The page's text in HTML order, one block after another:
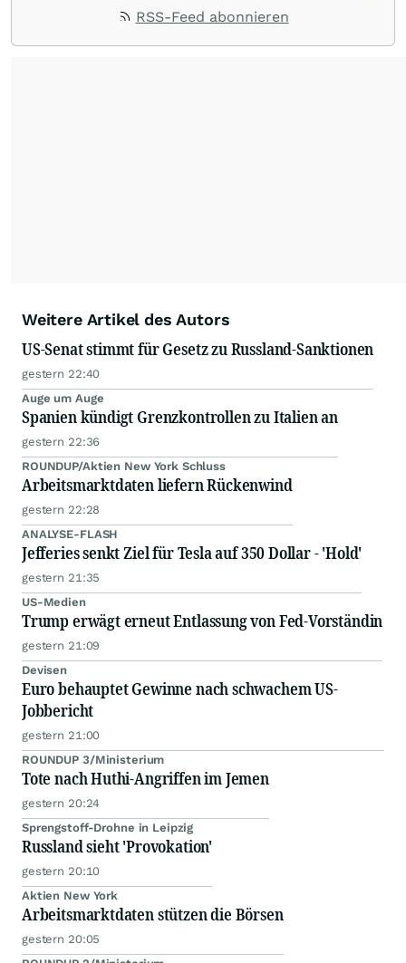
dpa-AFX unabhängig, zuverlässig und schnell
RSS-Feed abonnieren
Weitere Artikel des Autors
US-Senat stimmt für Gesetz zu Russland-Sanktionen
gestern 22:40
Auge um Auge
Spanien kündigt Grenzkontrollen zu Italien an
gestern 22:36
ROUNDUP/Aktien New York Schluss
Arbeitsmarktdaten liefern Rückenwind
gestern 22:28
ANALYSE-FLASH
Jefferies senkt Ziel für Tesla auf 350 Dollar - 'Hold'
gestern 21:35
US-Medien
Trump erwägt erneut Entlassung von Fed-Vorständin
gestern 21:09
Devisen
Euro behauptet Gewinne nach schwachem US-
Jobbericht
gestern 21:00
ROUNDUP 3/Ministerium
Tote nach Huthi-Angriffen im Jemen
gestern 20:24
Sprengstoff-Drohne in Leipzig
Russland sieht 'Provokation'
gestern 20:10
Aktien New York
Arbeitsmarktdaten stützen die Börsen
gestern 20:05